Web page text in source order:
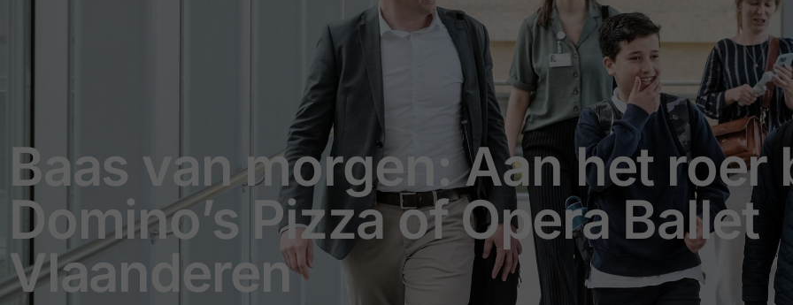
Baas van morgen: Aan het roer
Domino’s Pizza of Opera Ballet
Vlaanderen